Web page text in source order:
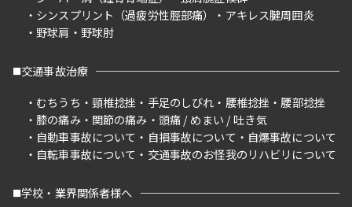
シンスプリント（過疲労性脛部痛）
アキレス腱周囲炎
野球肩
野球肘
交通事故治療
むちうち
頸椎捻挫 手足のしびれ 腰椎捻挫
腰部捻挫
膝の痛み
関節の痛み
頭痛 / めまい / 吐き気
自動車事故について
自損事故について
自爆事故について
自転車事故について
交通事故のお怪我のリハビリについて
学校・業界関係者様へ